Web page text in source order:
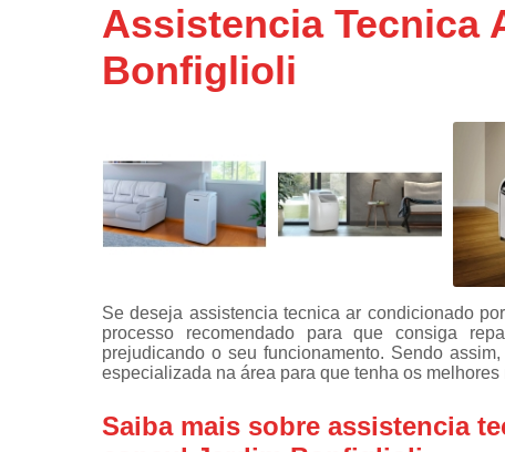
fogão
lavar
Consertos de
adega
Consertos de
expositoras
Instalação de
fogões
máquinas de
Assistencia Tecnica
Bonfiglioli
Se deseja assistencia tecnica ar condicionado
processo recomendado para que consiga
prejudicando o seu funcionamento. Sendo
especializada na área para que tenha os melhores
Saiba mais sobre assistencia